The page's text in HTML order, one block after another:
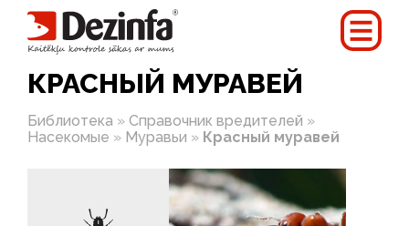
КРАСНЫЙ МУРАВЕЙ
Библиотека » Справочник вредителей »
Насекомые » Муравьи » Красный муравей